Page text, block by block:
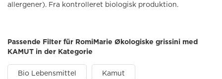
allergener). Fra kontrolleret biologisk produktion.
Passende Filter für RomiMarie Økologiske grissini med
KAMUT in der Kategorie
Bio Lebensmittel Kamut